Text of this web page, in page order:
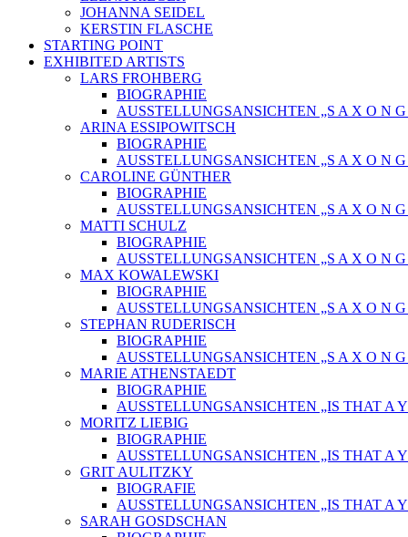
JOHANNA SEIDEL
KERSTIN FLASCHE
STARTING POINT
EXHIBITED ARTISTS
LARS FROHBERG
BIOGRAPHIE
AUSSTELLUNGSANSICHTEN „S A X O N
ARINA ESSIPOWITSCH
BIOGRAPHIE
AUSSTELLUNGSANSICHTEN „S A X O N
CAROLINE GÜNTHER
BIOGRAPHIE
AUSSTELLUNGSANSICHTEN „S A X O N
MATTI SCHULZ
BIOGRAPHIE
AUSSTELLUNGSANSICHTEN „S A X O N
MAX KOWALEWSKI
BIOGRAPHIE
AUSSTELLUNGSANSICHTEN „S A X O N
STEPHAN RUDERISCH
BIOGRAPHIE
AUSSTELLUNGSANSICHTEN „S A X O N
MARIE ATHENSTAEDT
BIOGRAPHIE
AUSSTELLUNGSANSICHTEN „IS THAT A
MORITZ LIEBIG
BIOGRAPHIE
AUSSTELLUNGSANSICHTEN „IS THAT A
GRIT AULITZKY
BIOGRAFIE
AUSSTELLUNGSANSICHTEN „IS THAT A
SARAH GOSDSCHAN